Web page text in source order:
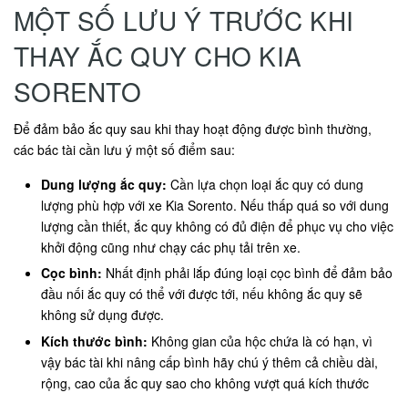
MỘT SỐ LƯU Ý TRƯỚC KHI
THAY ẮC QUY CHO KIA
SORENTO
Để đảm bảo ắc quy sau khi thay hoạt động được bình thường,
các bác tài cần lưu ý một số điểm sau:
Dung lượng ắc quy: Cần lựa chọn loại ắc quy có dung
lượng phù hợp với xe Kia Sorento. Nếu thấp quá so với dung
lượng cần thiết, ắc quy không có đủ điện để phục vụ cho việc
khởi động cũng như chạy các phụ tải trên xe.
Cọc bình: Nhất định phải lắp đúng loại cọc bình để đảm bảo
đầu nối ắc quy có thể với được tới, nếu không ắc quy sẽ
không sử dụng được.
Kích thước bình: Không gian của hộc chứa là có hạn, vì
vậy bác tài khi nâng cấp bình hãy chú ý thêm cả chiều dài,
rộng, cao của ắc quy sao cho không vượt quá kích thước